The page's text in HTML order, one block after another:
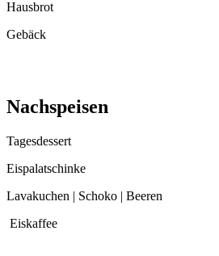
Hausbrot
Gebäck
Nachspeisen
Tagesdessert
Eispalatschinke
Lavakuchen | Schoko | Beeren
Eiskaffee